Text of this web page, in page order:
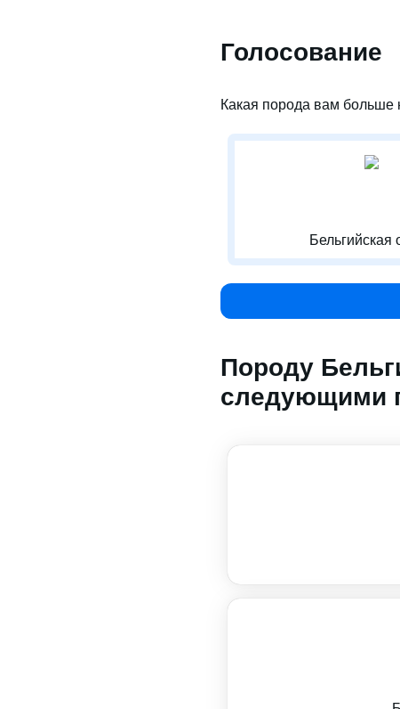
Голосование
Какая порода вам больше
Бельгийская
Породу
следующими